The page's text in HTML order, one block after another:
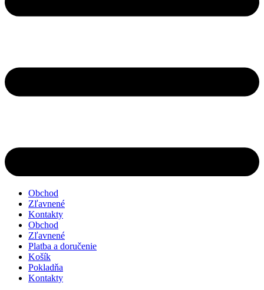
Obchod
Zľavnené
Kontakty
Obchod
Zľavnené
Platba a doručenie
Košík
Pokladňa
Kontakty